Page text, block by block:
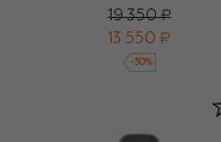
19 350 ₽
13 550 ₽
-30%